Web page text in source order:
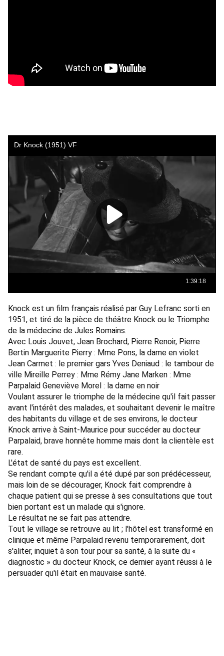
Knock est un film français réalisé par Guy Lefranc sorti en
1951, et tiré de la pièce de théâtre Knock ou le Triomphe
de la médecine de Jules Romains.
Avec Louis Jouvet, Jean Brochard, Pierre Renoir, Pierre
Bertin Marguerite Pierry : Mme Pons, la dame en violet
Jean Carmet : le premier gars Yves Deniaud : le tambour de
ville Mireille Perrey : Mme Rémy Jane Marken : Mme
Parpalaid Geneviève Morel : la dame en noir
Voulant assurer le triomphe de la médecine qu'il fait passer
avant l'intérêt des malades, et souhaitant devenir le maître
des habitants du village et de ses environs, le docteur
Knock arrive à Saint-Maurice pour succéder au docteur
Parpalaid, brave honnête homme mais dont la clientèle est
rare.
L'état de santé du pays est excellent.
Se rendant compte qu'il a été dupé par son prédécesseur,
mais loin de se décourager, Knock fait comprendre à
chaque patient qui se presse à ses consultations que tout
bien portant est un malade qui s'ignore.
Le résultat ne se fait pas attendre.
Tout le village se retrouve au lit ; l'hôtel est transformé en
clinique et même Parpalaid revenu temporairement, doit
s'aliter, inquiet à son tour pour sa santé, à la suite du «
diagnostic » du docteur Knock, ce dernier ayant réussi à le
persuader qu'il était en mauvaise santé.